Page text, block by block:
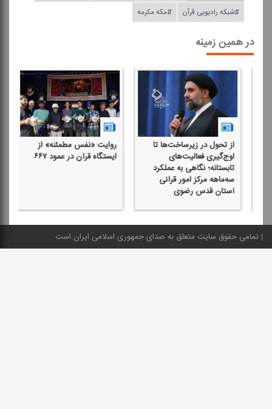
#شبكه رادیویی قرآن
#مكه مكرمه
در همین زمینه
از تحول در زیرساخت‌ها تا
اوج‌گیری فعالیت‌های
تابستانه؛ نگاهی به عملكرد
سه‌ماهه مركز امور قرآنی
آستان قدس رضوی
روایت «نفس مطمئنه» از
ایستگاه قرآن در عمود ۶۶۷
تمامی حقوق سایت متعلق به صدای جمهوری اسلامی ایران است